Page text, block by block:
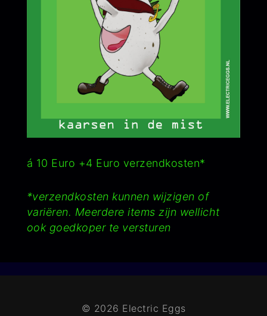
á 10 Euro +4 Euro verzendkosten*
*verzendkosten kunnen wijzigen of
variëren. Meerdere items zijn wellicht
ook goedkoper te versturen
© 2026 Electric Eggs